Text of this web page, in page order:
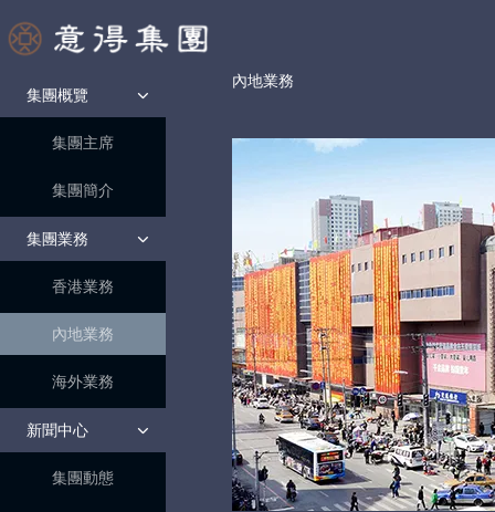
集團概覽
集團主席
集團簡介
集團業務
香港業務
內地業務
海外業務
新聞中心
集團動態
內地業務